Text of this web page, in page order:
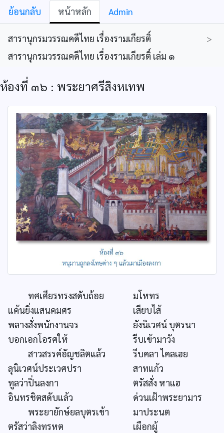
ย้อนกลับ หน้าหลัก Admin
สารานุกรมวรรณคดีไทย เรื่องรามเกียรติ์
>
สารานุกรมวรรณคดีไทย เรื่องรามเกียรติ์ เล่ม ๑
ห้องที่ ๓๖ : พระยาศรีสิงหเทพ
ทศเศียรทรงสดับถ้อย
มโหทร
แค้นยิ่งแสนคมศร
เสียบไส้
พลางสั่งพนักงานจร
ยังนิเวศน์ บุตรนา
บอกเอกโอรศให้
รีบเข้ามาวัง
สาวสรรค์อัญชลิตแล้ว
รีบคลา ไคลเฮย
ลุนิเวศน์ประเวศปรา
สาทแก้ว
ทูลว่าปิ่นลงกา
ตรัสสั่ง หาแฮ
อินทรชิตสดับแล้ว
ด่วนเฝ้าพระยามาร
พระยายักษ์ยลบุตรเข้า
มาประนต
ตรัสว่าลิงทรหต
เผือกผู้